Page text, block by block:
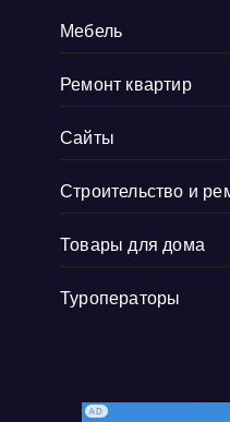
Мебель
Ремонт квартир
Сайты
Строительство и
Товары для дома
Туроператоры